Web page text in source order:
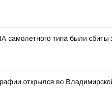
самолетного типа были
открылся во